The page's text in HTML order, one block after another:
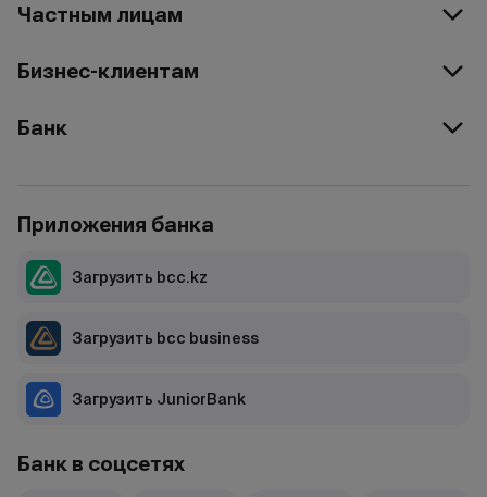
Частным лицам
Бизнес-клиентам
Банк
Банк в соцсетях
Приложения банка
Загрузить bcc.kz
Загрузить bcc business
Загрузить JuniorBank